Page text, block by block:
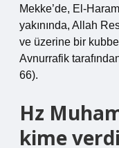
Mekke’de, El-
yakınında, Allah
ve üzerine bir
Avnurrafik
66).
Hz
kime